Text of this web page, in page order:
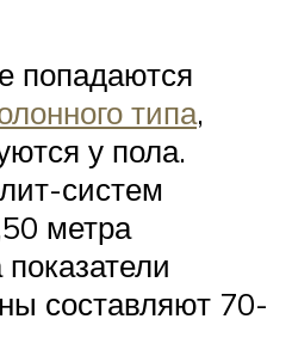
попадаются
типа,
у пола.
систем
метра
составляют 70-